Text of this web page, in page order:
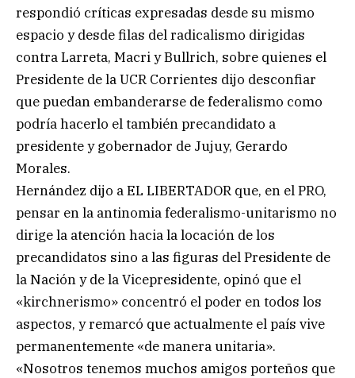
respondió críticas expresadas desde su mismo
espacio y desde filas del radicalismo dirigidas
contra Larreta, Macri y Bullrich, sobre quienes el
Presidente de la UCR Corrientes dijo desconfiar
que puedan embanderarse de federalismo como
podría hacerlo el también precandidato a
presidente y gobernador de Jujuy, Gerardo
Morales.
Hernández dijo a EL LIBERTADOR que, en el PRO,
pensar en la antinomia federalismo-unitarismo no
dirige la atención hacia la locación de los
precandidatos sino a las figuras del Presidente de
la Nación y de la Vicepresidente, opinó que el
«kirchnerismo» concentró el poder en todos los
aspectos, y remarcó que actualmente el país vive
permanentemente «de manera unitaria».
«Nosotros tenemos muchos amigos porteños que